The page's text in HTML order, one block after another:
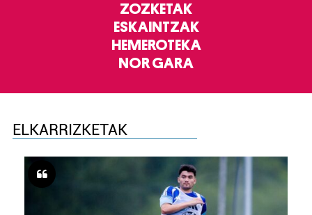
ZOZKETAK
ESKAINTZAK
HEMEROTEKA
NOR GARA
ELKARRIZKETAK